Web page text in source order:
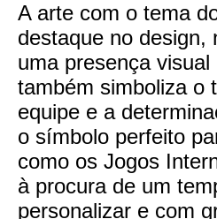
A arte com o tema
destaque no design,
uma presença
também simboliza o
equipe e a
o símbolo perfeito
como os Jogos
à procura de um
personalizar e com